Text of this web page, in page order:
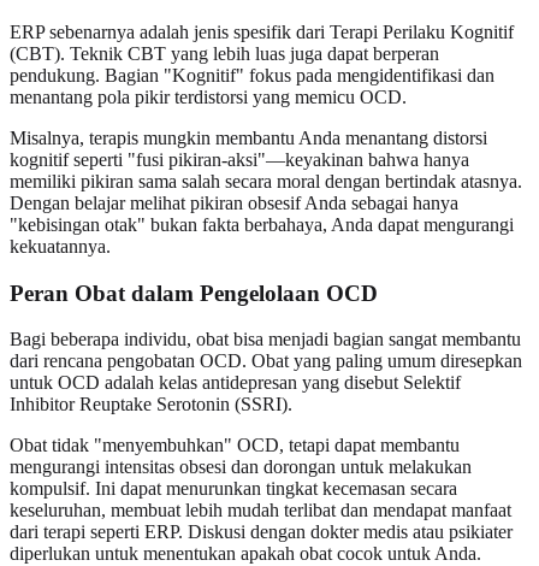
ERP sebenarnya adalah jenis spesifik dari Terapi Perilaku Kognitif
(CBT). Teknik CBT yang lebih luas juga dapat berperan
pendukung. Bagian "Kognitif" fokus pada mengidentifikasi dan
menantang pola pikir terdistorsi yang memicu OCD.
Misalnya, terapis mungkin membantu Anda menantang distorsi
kognitif seperti "fusi pikiran-aksi"—keyakinan bahwa hanya
memiliki pikiran sama salah secara moral dengan bertindak atasnya.
Dengan belajar melihat pikiran obsesif Anda sebagai hanya
"kebisingan otak" bukan fakta berbahaya, Anda dapat mengurangi
kekuatannya.
Peran Obat dalam Pengelolaan OCD
Bagi beberapa individu, obat bisa menjadi bagian sangat membantu
dari rencana pengobatan OCD. Obat yang paling umum diresepkan
untuk OCD adalah kelas antidepresan yang disebut Selektif
Inhibitor Reuptake Serotonin (SSRI).
Obat tidak "menyembuhkan" OCD, tetapi dapat membantu
mengurangi intensitas obsesi dan dorongan untuk melakukan
kompulsif. Ini dapat menurunkan tingkat kecemasan secara
keseluruhan, membuat lebih mudah terlibat dan mendapat manfaat
dari terapi seperti ERP. Diskusi dengan dokter medis atau psikiater
diperlukan untuk menentukan apakah obat cocok untuk Anda.